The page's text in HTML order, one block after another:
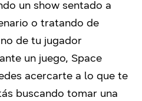
un show sentado a
o tratando de
de tu jugador
un juego, Space
acercarte a lo que te
buscando tomar una